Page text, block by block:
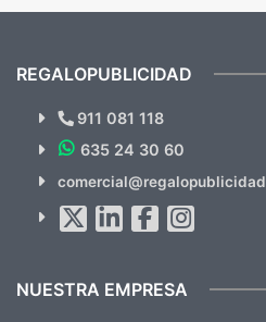
¿Quieres ver
Novedades y
hacemos Spam)
REGALOPUBLICIDAD
911 081 118
635 24 30 60
NUESTRA EMPRESA